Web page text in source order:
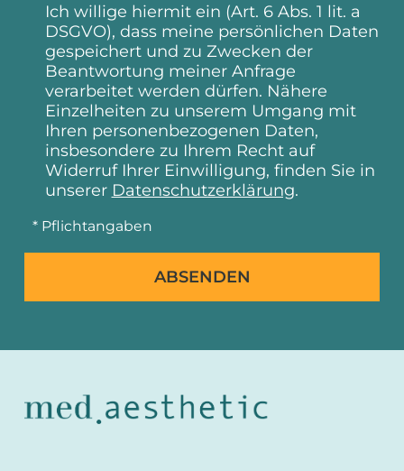
Ich willige hiermit ein (Art. 6 Abs. 1 lit. a
DSGVO), dass meine persönlichen Daten
gespeichert und zu Zwecken der
Beantwortung meiner Anfrage
verarbeitet werden dürfen. Nähere
Einzelheiten zu unserem Umgang mit
Ihren personenbezogenen Daten,
insbesondere zu Ihrem Recht auf
Widerruf Ihrer Einwilligung, finden Sie in
unserer Datenschutzerklärung.
* Pflichtangaben
ABSENDEN